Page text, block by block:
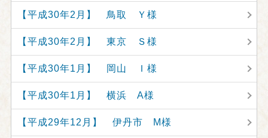
【平成30年2月】 鳥取 Ｙ様
【平成30年2月】 東京 Ｓ様
【平成30年1月】 岡山 Ｉ様
【平成30年1月】 横浜 A様
【平成29年12月】 伊丹市 M様